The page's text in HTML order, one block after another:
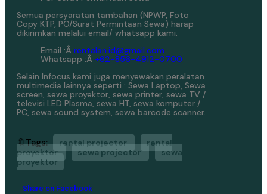
Semua persyaratan tambahan (NPWP, Foto
Copy KTP, PO/Surat Permintaan Sewa) harap
dikirimkan melalui email/ whatsapp kami.
Email :Â rentalan.id@gmail.com
Whatsapp :Â +62-856-4912-0700
Selain Infocus kami juga menyewakan peralatan
multimedia lainnya seperti : Sewa Laptop, Sewa
screen, sewa proyektor, sewa printer, sewa TV /
televisi LED Plasma, sewa HT, sewa komputer /
PC, sewa sound system, sewa barcode scanner.
🔖Tags: rental projector
rental
proyektor
sewa projector
sewa
proyektor
Share on Facebook